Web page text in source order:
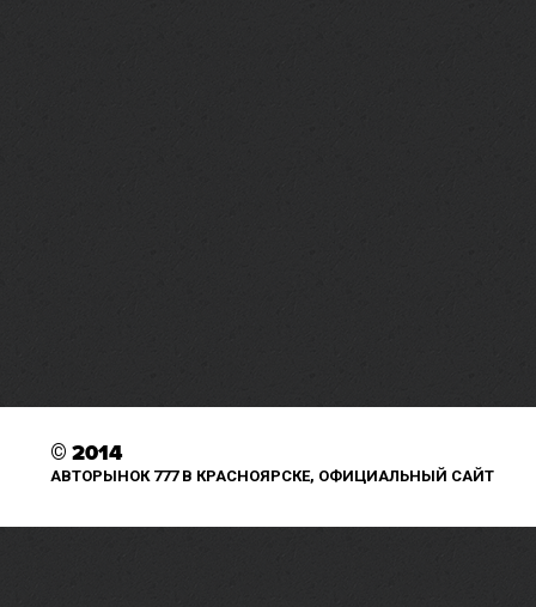
© 2014
АВТОРЫНОК 777 В КРАСНОЯРСКЕ, ОФИЦИАЛЬНЫЙ САЙТ